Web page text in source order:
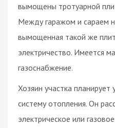
вымощены тротуарной
Между гаражом и сараем
вымощенная такой же
электричество. Имеется
газоснабжение.
Хозяин участка
систему отопления. Он
электрическое или